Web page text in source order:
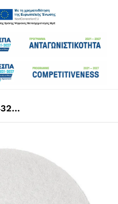
3M Δίσκος Λευκός 432 mm 17″